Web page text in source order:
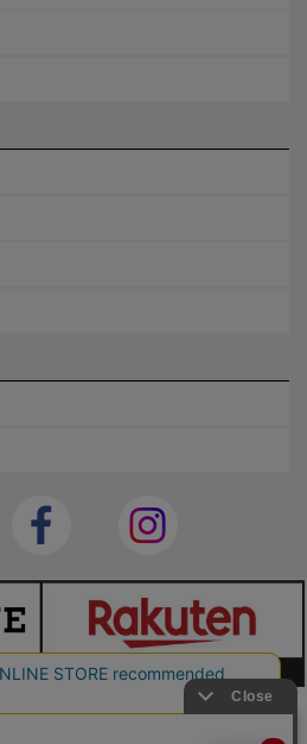
像等の無断での複製・転載を禁止します。